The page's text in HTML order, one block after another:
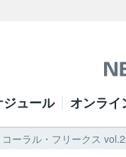
ジュール オンライ
コーラル・フリークス